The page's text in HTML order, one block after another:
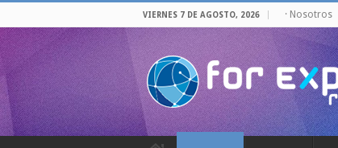
VIERNES 7 DE AGOSTO, 2026 · Nosotros